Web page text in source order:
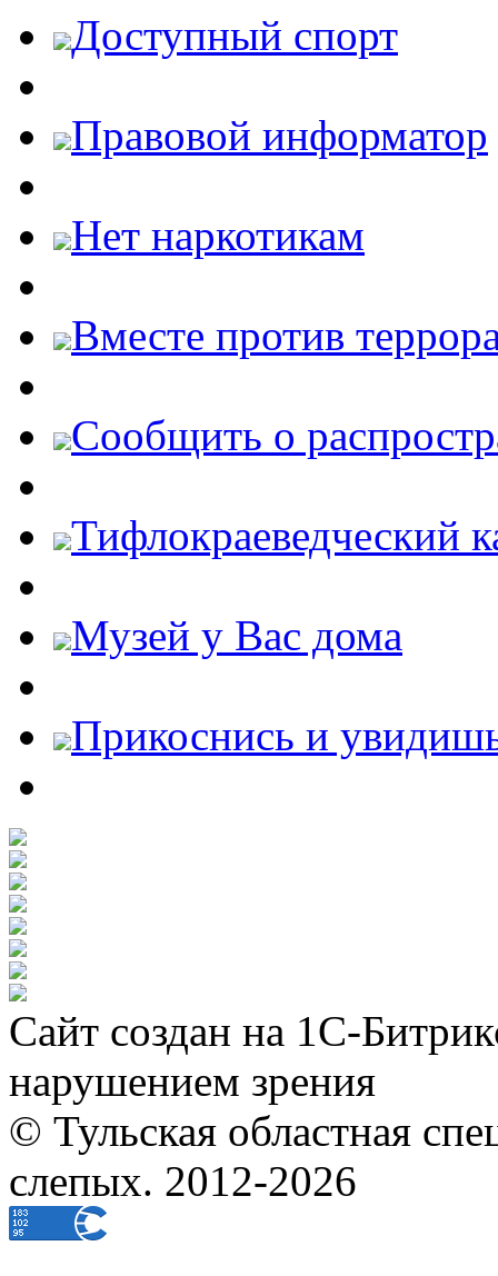
Доступный спорт
Правовой информатор
Нет наркотикам
Вместе против
Cообщить о
Тифлокраеведческий
Музей у Вас дома
Прикоснись и
Сайт создан на 1С-
нарушением зрения
© Тульская областная
слепых. 2012-2026